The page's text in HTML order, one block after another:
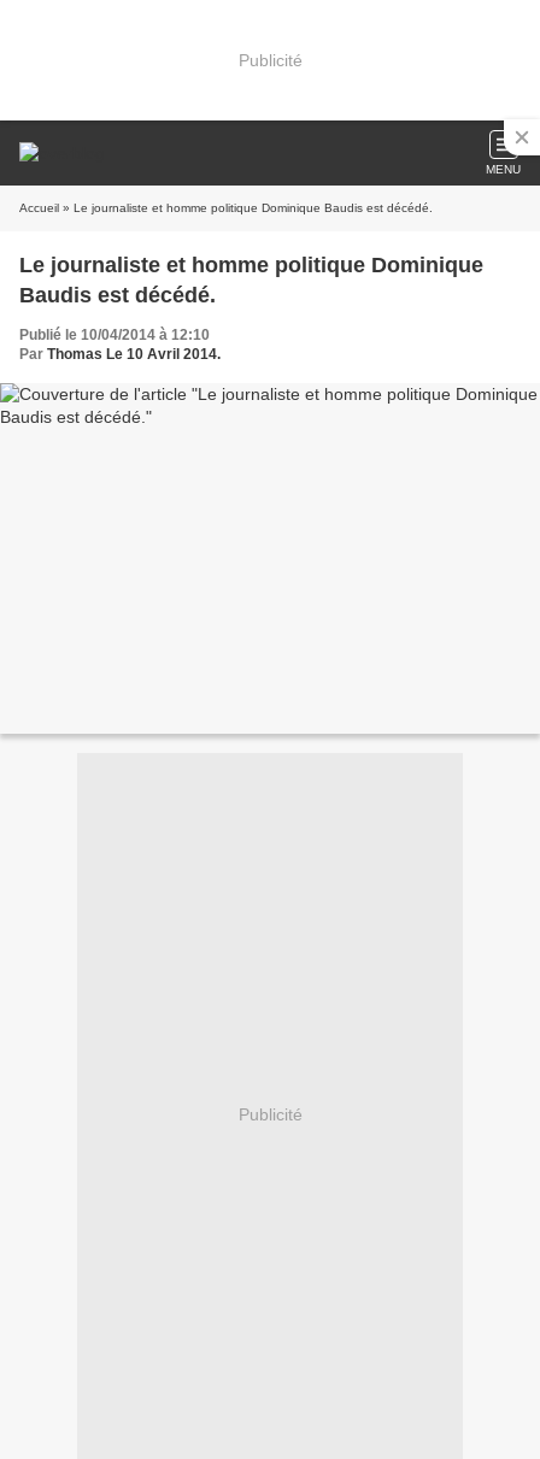
Publicité
MENU
Accueil » Le journaliste et homme politique Dominique Baudis est décédé.
Le journaliste et homme politique Dominique
Baudis est décédé.
Publié le 10/04/2014 à 12:10
Par Thomas Le 10 Avril 2014.
Publicité